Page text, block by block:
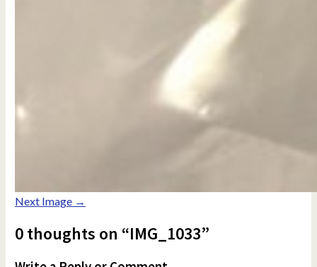
Next Image →
0 thoughts on “IMG_1033”